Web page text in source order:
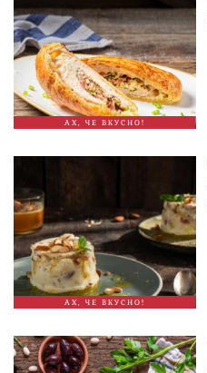
АХ, ЧЕ ВКУСНО!
АХ, ЧЕ ВКУСНО!